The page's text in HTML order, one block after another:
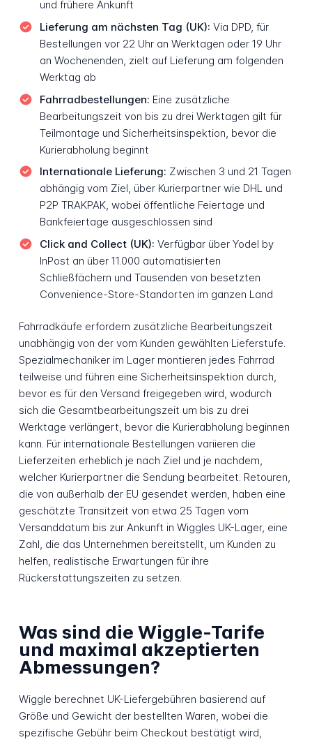
und frühere Ankunft
Lieferung am nächsten Tag (UK): Via DPD, für
Bestellungen vor 22 Uhr an Werktagen oder 19 Uhr
an Wochenenden, zielt auf Lieferung am folgenden
Werktag ab
Fahrradbestellungen: Eine zusätzliche
Bearbeitungszeit von bis zu drei Werktagen gilt für
Teilmontage und Sicherheitsinspektion, bevor die
Kurierabholung beginnt
Internationale Lieferung: Zwischen 3 und 21 Tagen
abhängig vom Ziel, über Kurierpartner wie DHL und
P2P TRAKPAK, wobei öffentliche Feiertage und
Bankfeiertage ausgeschlossen sind
Click and Collect (UK): Verfügbar über Yodel by
InPost an über 11.000 automatisierten
Schließfächern und Tausenden von besetzten
Convenience-Store-Standorten im ganzen Land
Fahrradkäufe erfordern zusätzliche Bearbeitungszeit
unabhängig von der vom Kunden gewählten Lieferstufe.
Spezialmechaniker im Lager montieren jedes Fahrrad
teilweise und führen eine Sicherheitsinspektion durch,
bevor es für den Versand freigegeben wird, wodurch
sich die Gesamtbearbeitungszeit um bis zu drei
Werktage verlängert, bevor die Kurierabholung beginnen
kann. Für internationale Bestellungen variieren die
Lieferzeiten erheblich je nach Ziel und je nachdem,
welcher Kurierpartner die Sendung bearbeitet. Retouren,
die von außerhalb der EU gesendet werden, haben eine
geschätzte Transitzeit von etwa 25 Tagen vom
Versanddatum bis zur Ankunft in Wiggles UK-Lager, eine
Zahl, die das Unternehmen bereitstellt, um Kunden zu
helfen, realistische Erwartungen für ihre
Rückerstattungszeiten zu setzen.
Was sind die Wiggle-Tarife
und maximal akzeptierten
Abmessungen?
Wiggle berechnet UK-Liefergebühren basierend auf
Größe und Gewicht der bestellten Waren, wobei die
spezifische Gebühr beim Checkout bestätigt wird,